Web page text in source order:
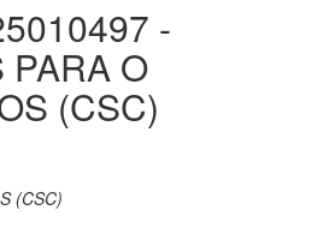
-
PARA O
(CSC)
(CSC)